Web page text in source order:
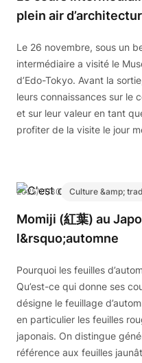
plein air
Le 26 novembre, sous un
intermédiaire a visité le
d’Edo-Tokyo. Avant la
leurs connaissances sur le
et sur leur valeur en tant
profiter de la visite le jour
2025/11/30 Culture &amp;
Momiji (紅葉) au
l&rsquo;automne
Pourquoi les feuilles
Qu’est-ce qui donne ses
désigne le feuillage
en particulier les feuilles
japonais. On distingue
référence aux feuilles